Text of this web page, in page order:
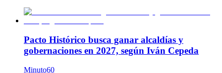
Pacto Histórico busca ganar alcaldías y
gobernaciones en 2027, según Iván Cepeda
Minuto60